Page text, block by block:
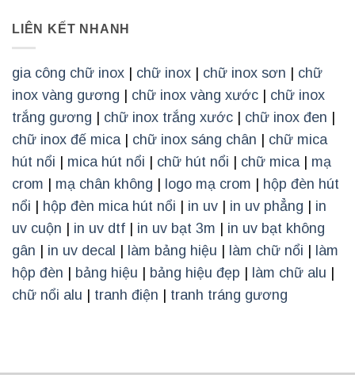
LIÊN KẾT NHANH
gia công chữ inox chữ inox chữ inox sơn
chữ
inox vàng gương
chữ inox vàng xước
chữ inox
trắng gương
chữ inox trắng xước chữ inox đen
chữ inox đế mica| chữ inox sáng chân
chữ mica
hút nổi
mica hút nổi chữ hút nổi chữ mica| mạ
crom
mạ chân không logo mạ crom
hộp đèn hút
nổi
hộp đèn mica hút nổi in uv in uv phẳng
in
uv cuộn
in uv dtf in uv bạt 3m
in uv bạt không
gân
in uv decal làm bảng hiệu làm chữ nổi
làm
hộp đèn
bảng hiệu bảng hiệu đẹp làm chữ alu
chữ nổi alu
tranh điện tranh tráng gương